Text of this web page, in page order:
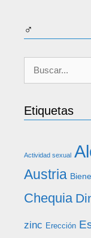
♂
Buscar:
Etiquetas
Actividad sexual
Austria
Chequia
zinc Erección